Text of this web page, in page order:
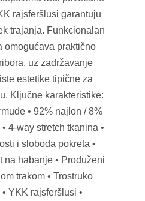
rajsferšlusi garantuju
trajanja. Funkcionalan
omogućava praktično
uz zadržavanje
estetike tipične za
Ključne karakteristike:
• 92% najlon / 8%
4-way stretch tkanina •
i sloboda pokreta •
na habanje • Produženi
trakom • Trostruko
YKK rajsferšlusi •